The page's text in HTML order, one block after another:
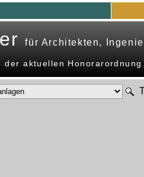
für Architekten,
der aktuellen